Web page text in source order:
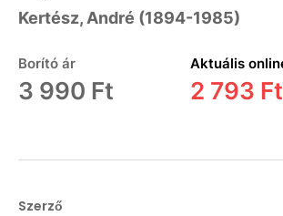
Kertész, André (1894-1985)
Borító ár
3 990 Ft
Aktuális
2 793 Ft
Szerző